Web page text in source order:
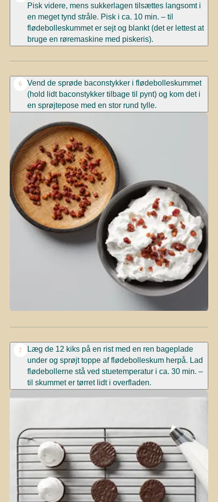
Pisk videre, mens sukkerlagen tilsættes langsomt i
en meget tynd stråle. Pisk i ca. 10 min. – til
flødebolleskummet er sejt og blankt (det er lettest at
bruge en røremaskine med piskeris).
6
Vend de sprøde baconstykker i flødebolleskummet
(hold lidt baconstykker tilbage til pynt) og kom det i
en sprøjtepose med en stor rund tylle.
7
Læg de 12 kiks på en rist med en ren bageplade
under og sprøjt toppe af flødebolleskum herpå. Lad
flødebollerne stå ved stuetemperatur i ca. 30 min. –
til skummet er tørret lidt i overfladen.